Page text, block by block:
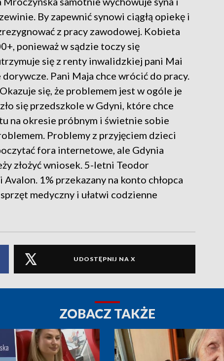
By zapewnić synowi ciągłą opiekę i
z pracy zawodowej. Kobieta
ponieważ w sądzie toczy się
się z renty inwalidzkiej pani Mai
Pani Maja chce wrócić do pracy.
się, że problemem jest w ogóle je
się przedszkole w Gdyni, które chce
na okresie próbnym i świetnie sobie
Problemy z przyjęciem dzieci
fora internetowe, ale Gdynia
złożyć wniosek. 5-letni Teodor
1% przekazany na konto chłopca
medyczny i ułatwi codzienne
UDOSTĘPNIJ NA X
ZOBACZ TAKŻE